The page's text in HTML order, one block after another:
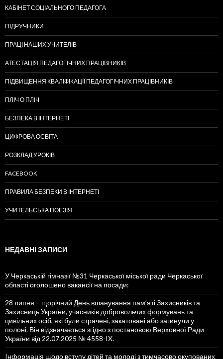
КАБІНЕТ СОЦІАЛЬНОГО ПЕДАГОГА
ПІДРУЧНИКИ
ПРАЦІ НАШИХ УЧИТЕЛІВ
АТЕСТАЦІЯ ПЕДАГОГІЧНИХ ПРАЦІВНИКІВ
ПІДВИЩЕННЯ КВАЛІФІКАЦІЇ ПЕДАГОГІЧНИХ ПРАЦІВНИКІВ
ПЛІЧ О ПЛІЧ
БЕЗПЕКА В ІНТЕРНЕТІ
ЦИФРОВА ОСВІТА
РОЗКЛАД УРОКІВ
FACEBOOK
ПРАВИЛА БЕЗПЕКИ В ІНТЕРНЕТІ
УЧИТЕЛЬСЬКА ПОЕЗІЯ
НЕДАВНІ ЗАПИСИ
У Черкаській гімназії №31 Черкаської міської ради Черкаської
області оголошено вакансії на посади:
28 липня – щорічний День вшанування пам’яті Захисників та
Захисниць України, учасників добровольчих формувань та
цивільних осіб, які були страчені, закатовані або загинули у
полоні. Він відзначається згідно з постановою Верховної Ради
України від 22.07.2025 № 4558-IX.
Iнформація щодо вступу дітей та молоді з тимчасово окупованих